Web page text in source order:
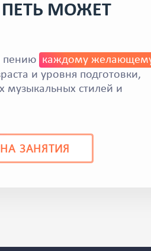
ПЕТЬ МОЖЕТ
пению каждому
и уровня подготовки,
музыкальных стилей и
НА ЗАНЯТИЯ